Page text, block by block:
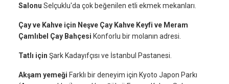
Salonu Selçuklu'da çok beğenilen etli ekmek mekanları.
Çay ve Kahve için Neşve Çay Kahve Keyfi ve Meram
Çamlıbel Çay Bahçesi Konforlu bir molanın adresi.
Tatlı için Şark Kadayıfçısı ve İstanbul Pastanesi.
Akşam yemeği Farklı bir deneyim için Kyoto Japon Parkı